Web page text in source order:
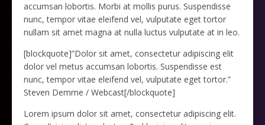
accumsan lobortis. Morbi at mollis purus. Suspendisse
nunc, tempor vitae eleifend vel, vulputate eget tortor
nullam sit amet magna at nulla luctus vulputate at in leo.
[blockquote]”Dolor sit amet, consectetur adipiscing elit
dolor vel metus accumsan lobortis. Suspendisse est
nunc, tempor vitae eleifend vel, vulputate eget tortor.”
Steven Demme / Webcast[/blockquote]
Lorem ipsum dolor sit amet, consectetur adipiscing elit.